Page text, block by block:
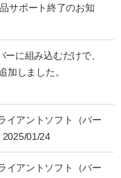
トへ
サポート終了のお知
ーに組み込むだけで、
加しました。
イアントソフト（バー
2025/01/24
イアントソフト（バー